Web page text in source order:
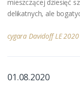
mieszczącej dziesięć
delikatnych, ale
cygara Davidoff LE
01.08.2020